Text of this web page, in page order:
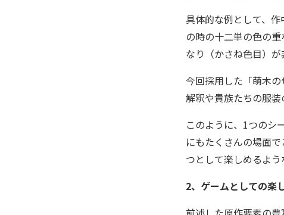
具体的な例として、
の時の十二単の色の
なり（かさね色目）
今回採用した「萌木
解釈や貴族たちの服装
このように、1つのシ
にもたくさんの場面
つとして楽しめるよう
2、ゲームとしての楽